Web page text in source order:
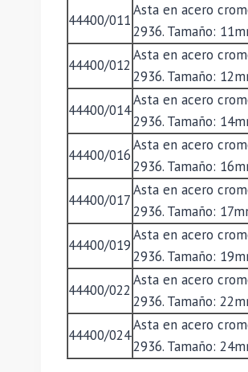
44400/011
Asta en acero
2936. Tamaño:
44400/012
Asta en acero
2936. Tamaño:
44400/014
Asta en acero
2936. Tamaño:
44400/016
Asta en acero
2936. Tamaño:
44400/017
Asta en acero
2936. Tamaño:
44400/019
Asta en acero
2936. Tamaño:
44400/022
Asta en acero
2936. Tamaño:
44400/024
Asta en acero
2936. Tamaño: